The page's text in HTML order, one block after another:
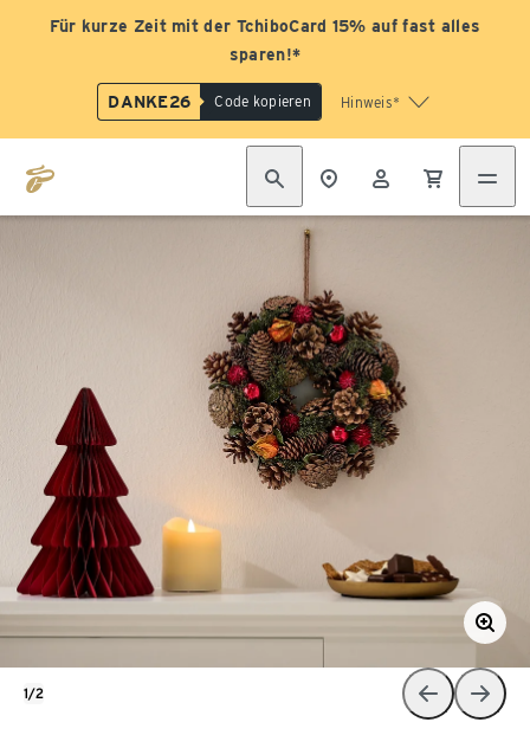
Für kurze Zeit mit der TchiboCard 15% auf fast alles
sparen!*
DANKE26 Code kopieren Hinweis*
1/2